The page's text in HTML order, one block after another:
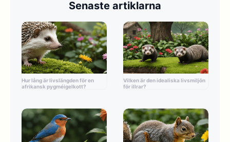
Senaste artiklarna
Hur lång är livslängden för en
afrikansk pygméigelkott?
Vilken är den idealiska livsmiljön
för illrar?